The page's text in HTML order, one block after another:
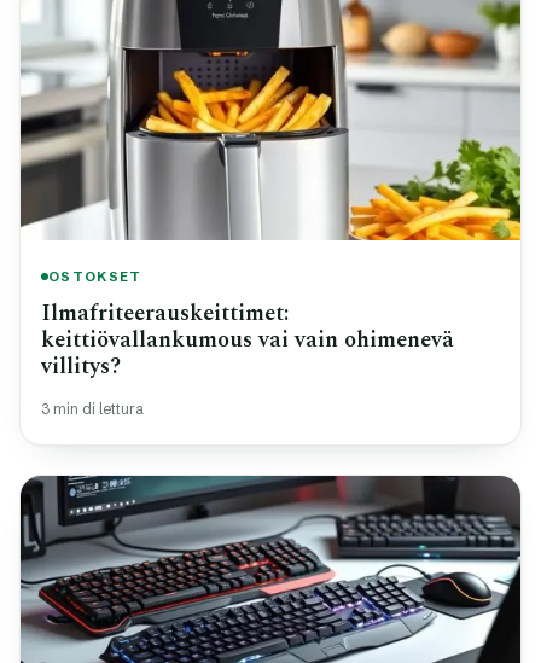
OSTOKSET
Ilmafriteerauskeittimet:
keittiövallankumous vai vain ohimenevä
villitys?
3 min di lettura